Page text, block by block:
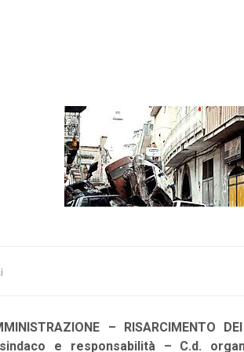
– RISARCIMENTO
e responsabilità – C.d.